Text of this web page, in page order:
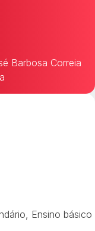
Barbosa Correia
Ensino básico